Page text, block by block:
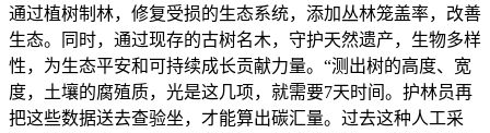
通过植树制林，修复受损的生态系统，添加丛林笼盖率，改善
生态。同时，通过现存的古树名木，守护天然遗产，生物多样
性，为生态平安和可持续成长贡献力量。“测出树的高度、宽
度，土壤的腐殖质，光是这几项，就需要7天时间。护林员再
把这些数据送去查验坐，才能算出碳汇量。过去这种人工采